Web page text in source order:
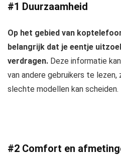
#1 Duurzaamheid
Op het gebied van
belangrijk dat je eentje
verdragen. Deze informatie
van andere gebruikers te
slechte modellen kan scheiden.
#2 Comfort en